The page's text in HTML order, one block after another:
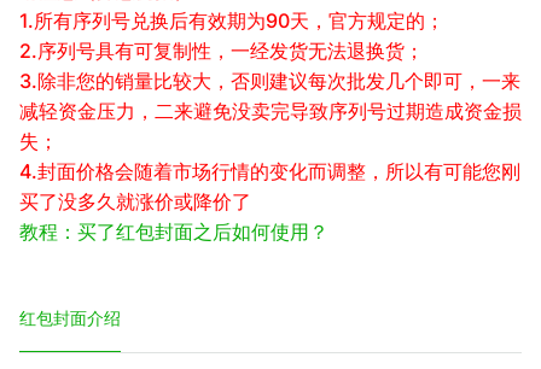
1.所有序列号兑换后有效期为90天，官方规定的；
2.序列号具有可复制性，一经发货无法退换货；
3.除非您的销量比较大，否则建议每次批发几个即可，一来
减轻资金压力，二来避免没卖完导致序列号过期造成资金损
失；
4.封面价格会随着市场行情的变化而调整，所以有可能您刚
买了没多久就涨价或降价了
教程：买了红包封面之后如何使用？
红包封面介绍